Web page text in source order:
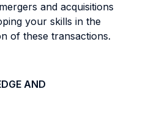
and acquisitions
your skills in the
of these transactions.
AND